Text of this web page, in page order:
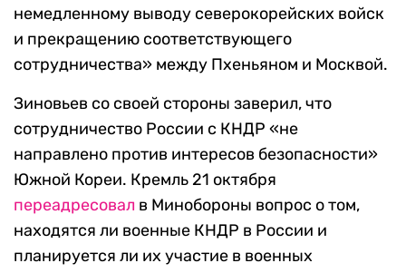
немедленному выводу северокорейских войск
и прекращению соответствующего
сотрудничества» между Пхеньяном и Москвой.
Зиновьев со своей стороны заверил, что
сотрудничество России с КНДР «не
направлено против интересов безопасности»
Южной Кореи. Кремль 21 октября
переадресовал в Минобороны вопрос о том,
находятся ли военные КНДР в России и
планируется ли их участие в военных